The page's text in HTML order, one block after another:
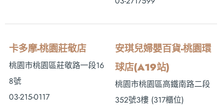
卡多摩-桃園莊敬店
桃園市桃園區莊敬路一段16
8號
03-215-0117
安琪兒婦嬰百貨-桃園環
球店(A19站)
桃園市桃園區高鐵南路二段
352號3樓 (317櫃位)